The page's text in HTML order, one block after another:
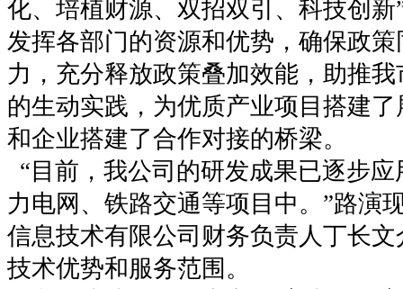
化、培植财源、双招双引、科技创
发挥各部门的资源和优势，确保政
力，充分释放政策叠加效能，助推
的生动实践，为优质产业项目搭建
和企业搭建了合作对接的桥梁。
“目前，我公司的研发成果已逐步
力电网、铁路交通等项目中。”路演
信息技术有限公司财务负责人丁长
技术优势和服务范围。